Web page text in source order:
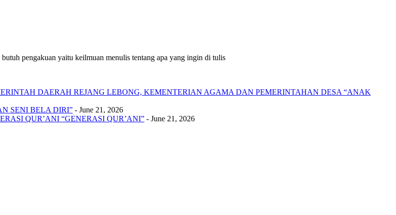
pengakuan yaitu keilmuan menulis tentang apa yang ingin di tulis
DAERAH REJANG LEBONG, KEMENTERIAN AGAMA DAN PEMERINTAHAN DESA “ANAK
SENI BELA DIRI” - June 21, 2026
QUR’ANI “GENERASI QUR’ANI” - June 21, 2026